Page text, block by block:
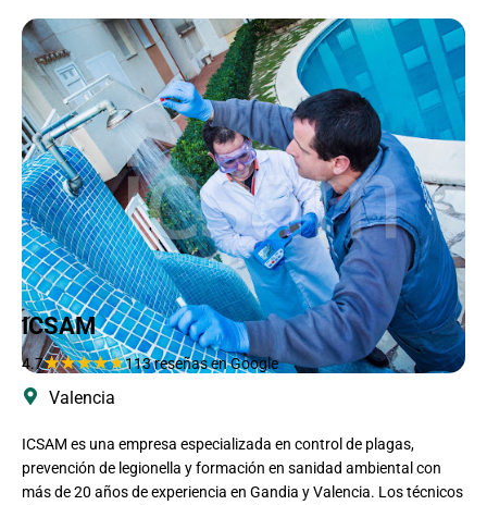
ICSAM
4.7★★★★★113 reseñas en Google
Valencia
ICSAM es una empresa especializada en control de plagas,
prevención de legionella y formación en sanidad ambiental con
más de 20 años de experiencia en Gandia y Valencia. Los técnicos